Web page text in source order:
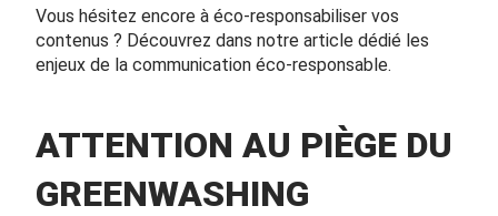
Vous hésitez encore à éco-responsabiliser vos
contenus ? Découvrez dans notre article dédié les
enjeux de la communication éco-responsable.
ATTENTION AU PIÈGE DU
GREENWASHING